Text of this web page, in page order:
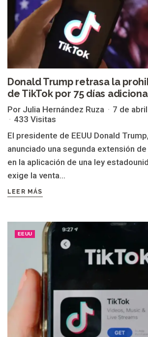
Donald Trump retrasa la
de TikTok por 75 días
Por Julia Hernández Ruza
7 de
433 Visitas
El presidente de EEUU Donald
anunciado una segunda extensión
en la aplicación de una ley
exige la venta...
LEER MÁS
EEUU